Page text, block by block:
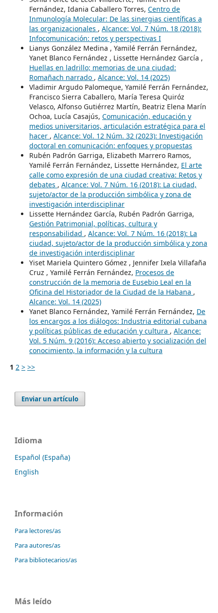
Fernández, Idania Caballero Torres, Centro de
Inmunología Molecular: De las sinergias científicas a
las organizacionales , Alcance: Vol. 7 Núm. 18 (2018):
Infocomunicación: retos y perspectivas I
Lianys González Medina , Yamilé Ferrán Fernández,
Yanet Blanco Fernández , Lissette Hernández García ,
Huellas en ladrillo; memorias de una ciudad:
Romañach narrado , Alcance: Vol. 14 (2025)
Vladimir Argudo Palomeque, Yamilé Ferrán Fernández,
Francisco Sierra Caballero, María Teresa Quiróz
Velasco, Alfonso Gutiérrez Martín, Beatriz Elena Marín
Ochoa, Lucía Casajús, Comunicación, educación y
medios universitarios, articulación estratégica para el
hacer , Alcance: Vol. 12 Núm. 32 (2023): Investigación
doctoral en comunicación: enfoques y propuestas
Rubén Padrón Garriga, Elizabeth Marrero Ramos,
Yamilé Ferrán Fernández, Lissette Hernández, El arte
calle como expresión de una ciudad creativa: Retos y
debates , Alcance: Vol. 7 Núm. 16 (2018): La ciudad,
sujeto/actor de la producción simbólica y zona de
investigación interdisciplinar
Lissette Hernández García, Rubén Padrón Garriga,
Gestión Patrimonial, políticas, cultura y
responsabilidad , Alcance: Vol. 7 Núm. 16 (2018): La
ciudad, sujeto/actor de la producción simbólica y zona
de investigación interdisciplinar
Yiset Mariela Quintero Gómez , Jennifer Ixela Villafaña
Cruz , Yamilé Ferrán Fernández, Procesos de
construcción de la memoria de Eusebio Leal en la
Oficina del Historiador de la Ciudad de la Habana ,
Alcance: Vol. 14 (2025)
Yanet Blanco Fernández, Yamilé Ferrán Fernández, De
los encargos a los diálogos: Industria editorial cubana
y políticas públicas de educación y cultura , Alcance:
Vol. 5 Núm. 9 (2016): Acceso abierto y socialización del
conocimiento, la información y la cultura
1 2 > >>
Enviar un artículo
Idioma
Español (España)
English
Información
Para lectores/as
Para autores/as
Para bibliotecarios/as
Más leído